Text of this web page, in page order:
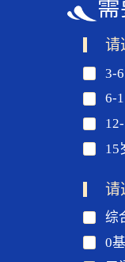
请
3-
6-
15
请
综
0